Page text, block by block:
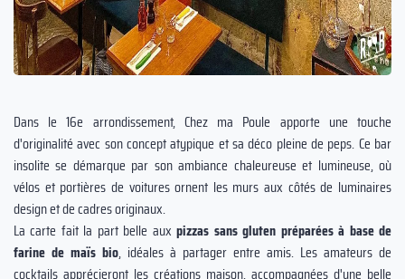
Dans le 16e arrondissement, Chez ma Poule apporte une touche
d'originalité avec son concept atypique et sa déco pleine de peps. Ce bar
insolite se démarque par son ambiance chaleureuse et lumineuse, où
vélos et portières de voitures ornent les murs aux côtés de luminaires
design et de cadres originaux.
La carte fait la part belle auxpizzas sans gluten préparées à base de
farine de maïs bio, idéales à partager entre amis. Les amateurs de
cocktails apprécieront les créations maison, accompagnées d'une belle